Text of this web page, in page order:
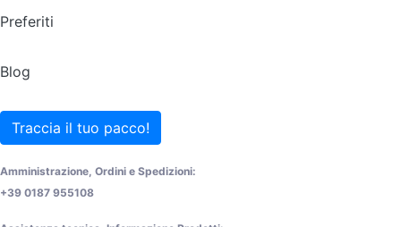
Preferiti
Blog
Traccia il tuo pacco!
Amministrazione, Ordini e Spedizioni:
+39 0187 955108